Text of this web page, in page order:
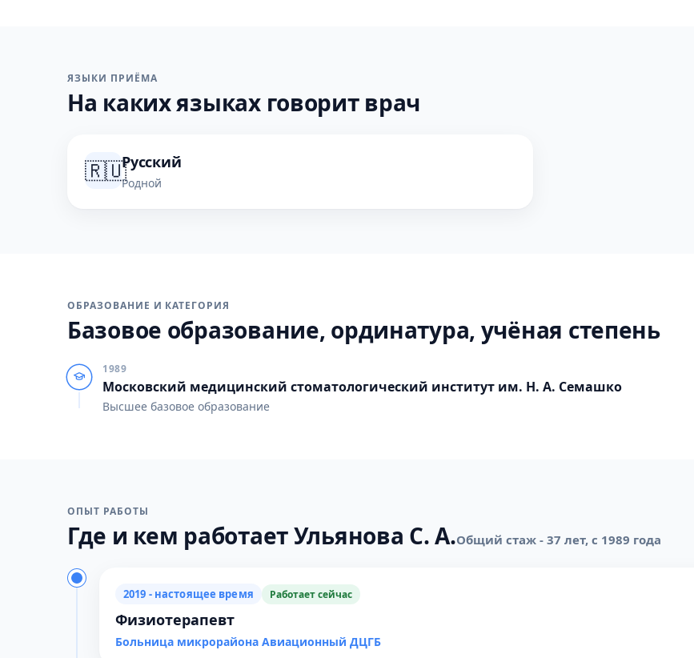
ЯЗЫКИ ПРИЁМА
На каких языках говорит врач
🇷🇺Русский
Родной
ОБРАЗОВАНИЕ И КАТЕГОРИЯ
Базовое образование, ординатура, учёная степень
1989
Московский медицинский стоматологический институт им. Н. А. Семашко
Высшее базовое образование
ОПЫТ РАБОТЫ
Где и кем работает Ульянова С. А.Общий стаж - 37 лет, с 1989 года
2019 - настоящее время Работает сейчас
Физиотерапевт
Больница микрорайона Авиационный ДЦГБ